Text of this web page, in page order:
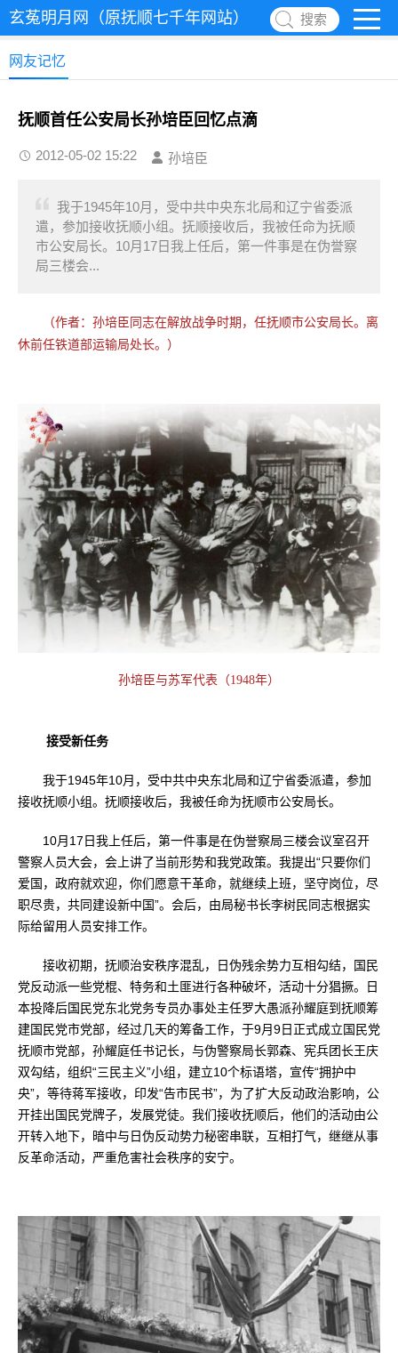
玄菟明月网（原抚顺七千年网站） 搜索
网友记忆
抚顺首任公安局长孙培臣回忆点滴
2012-05-02 15:22 孙培臣
我于1945年10月，受中共中央东北局和辽宁省委派
遣，参加接收抚顺小组。抚顺接收后，我被任命为抚顺
市公安局长。10月17日我上任后，第一件事是在伪誉察
局三楼会...
（作者：孙培臣同志在解放战争时期，任抚顺市公安局长。离
休前任铁道部运输局处长。）
孙培臣与苏军代表（1948年）
接受新任务
我于1945年10月，受中共中央东北局和辽宁省委派遣，参加
接收抚顺小组。抚顺接收后，我被任命为抚顺市公安局长。
10月17日我上任后，第一件事是在伪誉察局三楼会议室召开
警察人员大会，会上讲了当前形势和我党政策。我提出“只要你们
爱国，政府就欢迎，你们愿意干革命，就继续上班，坚守岗位，尽
职尽贵，共同建设新中国”。会后，由局秘书长李树民同志根据实
际给留用人员安排工作。
接收初期，抚顺治安秩序混乱，日伪残余势力互相勾结，国民
党反动派一些党棍、特务和土匪进行各种破坏，活动十分猖撅。日
本投降后国民党东北党务专员办事处主任罗大愚派孙耀庭到抚顺筹
建国民党市党部，经过几天的筹备工作，于9月9日正式成立国民党
抚顺市党部，孙耀庭任书记长，与伪警察局长郭森、宪兵团长王庆
双勾结，组织“三民主义”小组，建立10个标语塔，宣传“拥护中
央”，等待蒋军接收，印发“告市民书”，为了扩大反动政治影响，公
开挂出国民党牌子，发展党徒。我们接收抚顺后，他们的活动由公
开转入地下，暗中与日伪反动势力秘密串联，互相打气，继继从事
反革命活动，严重危害社会秩序的安宁。